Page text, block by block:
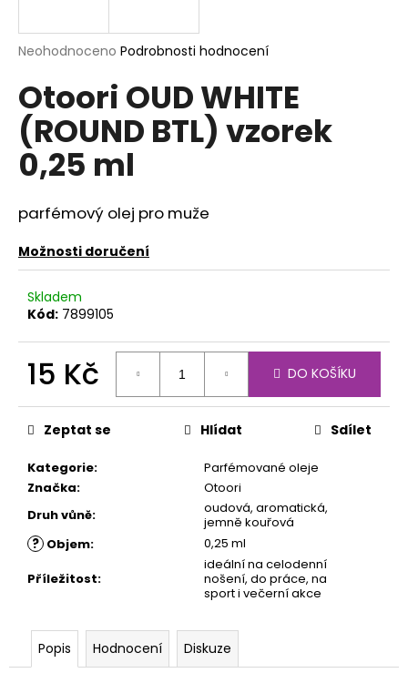
Průměrné
produktu
je
0,0
z
5
hvězdiček.
Neohodnoceno Podrobnosti hodnocení
Otoori OUD WHITE
(ROUND BTL) vzorek
0,25 ml
parfémový olej pro muže
Možnosti doručení
Skladem
Kód: 7899105
15 Kč
cena:
DO KOŠÍKU
Kategorie:
Parfémované oleje
Značka:
Otoori
Druh vůně:
oudová, aromatická,
jemně kouřová
? Objem: 0,25 ml
Příležitost:
ideální na celodenní
nošení, do práce, na
sport i večerní akce
Zeptat se Hlídat Sdílet
Popis Hodnocení Diskuze
j
t
?
HLEDAT
D
o
o
č
u
e
m
e